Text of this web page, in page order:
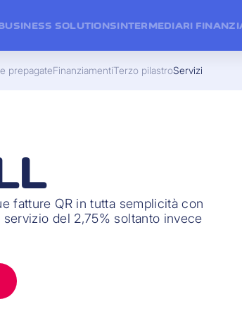
fatture QR in tutta semplicità con
del 2,75% soltanto invece
prepagateFinanziamentiTerzo pilastroServizi
SOLUTIONSINTERMEDIARI